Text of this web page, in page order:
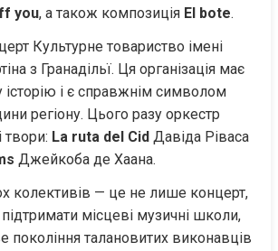
you, а також композиція El bote.
Культурне товариство імені
з Гранадільї. Ця організація має
історію і є справжнім символом
регіону. Цього разу оркестр
твори: La ruta del Cid Давіда Ріваса
Джейкоба де Хаана.
колективів — це не лише концерт,
місцеві музичні школи,
покоління талановитих виконавців